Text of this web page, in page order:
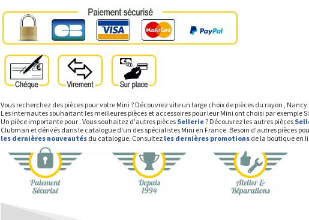
Vous recherchez des pièces pour votre Mini ? Découvrez vite un large choix de pièces du rayon ,
Les internautes souhaitant les meilleures pièces et accessoires pour leur Mini ont choisi par exemple
Un pièce importante pour . Vous souhaitez d'autres pièces Sellerie? Découvrez les autres pièces
Clubman et dérivés dans le catalogue d'un des spécialistes Mini en France. Besoin d'autres pièces
les dernières nouveautésdu catalogue. Consultez les dernières promotionsde la boutique en